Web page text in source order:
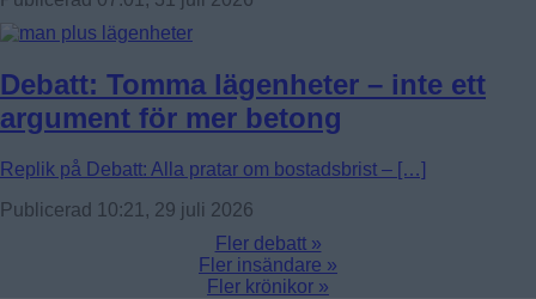
Debatt: Tomma lägenheter – inte ett
argument för mer betong
Replik på Debatt: Alla pratar om bostadsbrist – […]
Publicerad 10:21, 29 juli 2026
Fler debatt »
Fler insändare »
Fler krönikor »